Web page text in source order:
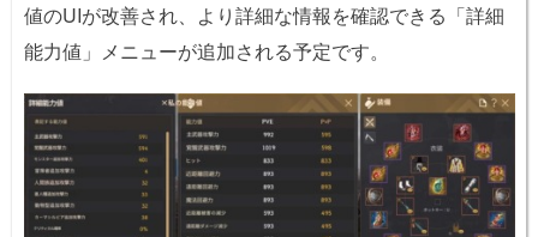
値のUIが改善され、より詳細な情報を確認できる「詳細
能力値」メニューが追加される予定です。